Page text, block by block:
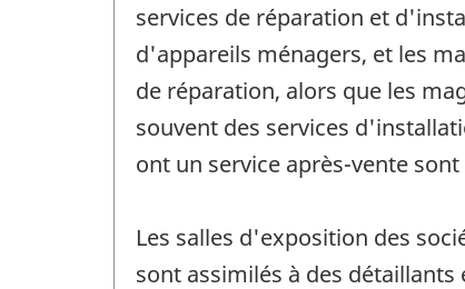
services de réparation et
d'appareils ménagers, et les
de réparation, alors que les
souvent des services
ont un service après-vente
Les salles d'exposition des
sont assimilés à des détaillants